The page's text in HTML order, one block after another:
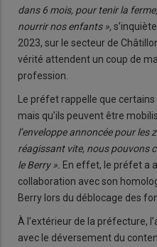
dans 6 mois, pour tenir la
nourrir nos enfants »,
2023, sur le secteur de
vérité attendent un coup de
profession.
Le préfet rappelle que
mais qu’ils peuvent être
l’enveloppe annoncée pour les
réagissant vite, nous pouvons
le Berry ». En effet, le préfet a
collaboration avec son
Berry lors du déblocage des
À l’extérieur de la préfecture,
avec le déversement du